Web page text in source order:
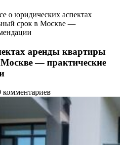
о юридических аспектах
срок в Москве —
аренды квартиры
— практические
комментариев